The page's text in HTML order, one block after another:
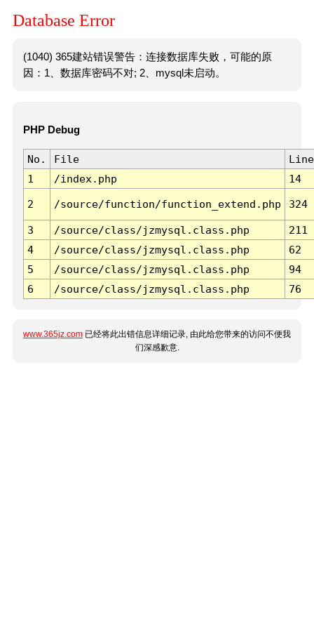
Database Error
(1040) 365建站错误警告：连接数据库失败，可能的原
因：1、数据库密码不对; 2、mysql未启动。
PHP Debug
No. File
Line
1
/index.php 14
2 /source/function/function_extend.php 324
3 /source/class/jzmysql.class.php
211
4
/source/class/jzmysql.class.php
62
5
/source/class/jzmysql.class.php
94
6
/source/class/jzmysql.class.php 76
www.365jz.com 已经将此出错信息详细记录, 由此给您带来的访问不便我
们深感歉意.